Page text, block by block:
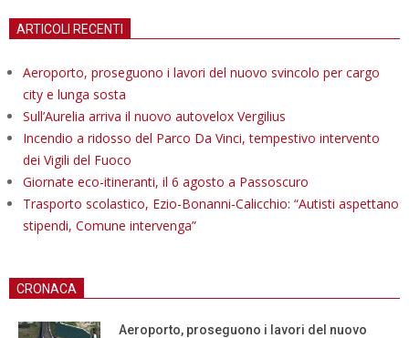
ARTICOLI RECENTI
Aeroporto, proseguono i lavori del nuovo svincolo per cargo
city e lunga sosta
Sull’Aurelia arriva il nuovo autovelox Vergilius
Incendio a ridosso del Parco Da Vinci, tempestivo intervento
dei Vigili del Fuoco
Giornate eco-itineranti, il 6 agosto a Passoscuro
Trasporto scolastico, Ezio-Bonanni-Calicchio: “Autisti aspettano
stipendi, Comune intervenga”
CRONACA
Aeroporto, proseguono i lavori del nuovo